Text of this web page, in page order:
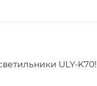
ULY-K70!